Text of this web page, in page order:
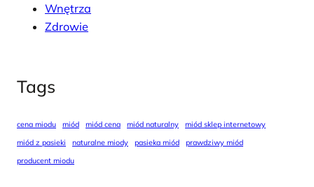
Wnętrza
Zdrowie
Tags
cena miodu miód miód cena miód naturalny
miód sklep internetowy
miód z pasieki
naturalne miody pasieka miód
prawdziwy miód
producent miodu